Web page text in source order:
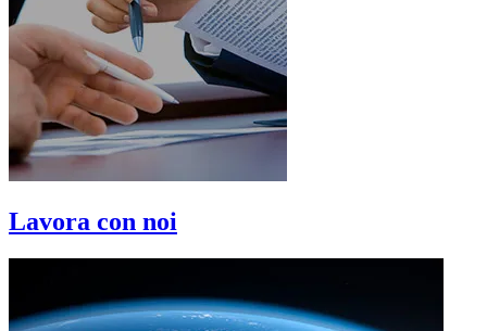
Lavora con noi